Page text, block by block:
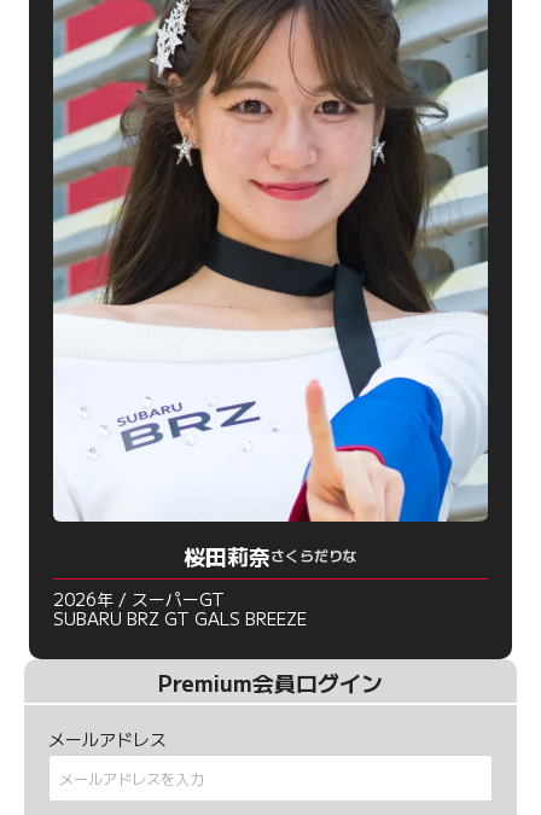
桜田莉奈さくらだりな
2026年 / スーパーGT
SUBARU BRZ GT GALS BREEZE
Premium会員ログイン
メールアドレス